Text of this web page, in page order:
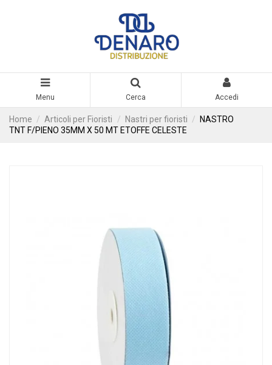
Menu Cerca Accedi
Home Articoli per Fioristi Nastri per fioristi
NASTRO
TNT F/PIENO 35MM X 50 MT ETOFFE CELESTE